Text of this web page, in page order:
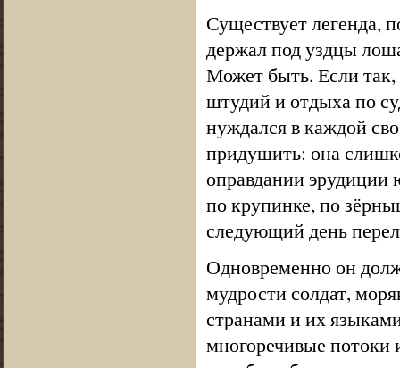
Существует легенда,
держал под уздцы
Может быть. Если так,
штудий и отдыха по
нуждался в каждой
придушить: она
оправдании
по крупинке, по
следующий день
Одновременно он
мудрости солдат,
странами и их
многоречивые потоки